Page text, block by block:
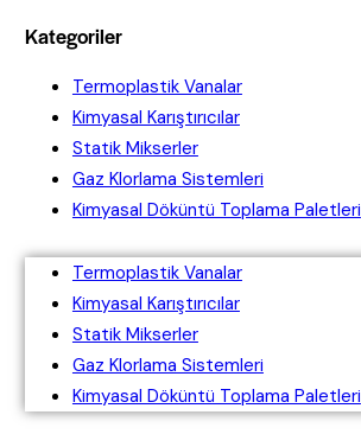
Kategoriler
Termoplastik Vanalar
Kimyasal Karıştırıcılar
Statik Mikserler
Gaz Klorlama Sistemleri
Kimyasal Döküntü Toplama Paletleri
Termoplastik Vanalar
Kimyasal Karıştırıcılar
Statik Mikserler
Gaz Klorlama Sistemleri
Kimyasal Döküntü Toplama Paletleri